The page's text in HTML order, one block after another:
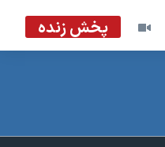
پخش زنده